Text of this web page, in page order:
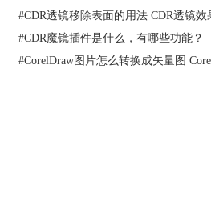
#CDR透镜移除表面的用法 CDR透镜
#CDR魔镜插件是什么，有哪些功能？
#CorelDraw图片怎么转换成矢量图